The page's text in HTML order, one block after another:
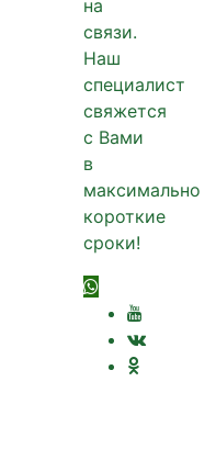
на
связи.
Наш
специалист
свяжется
с Вами
в
максимально
короткие
сроки!